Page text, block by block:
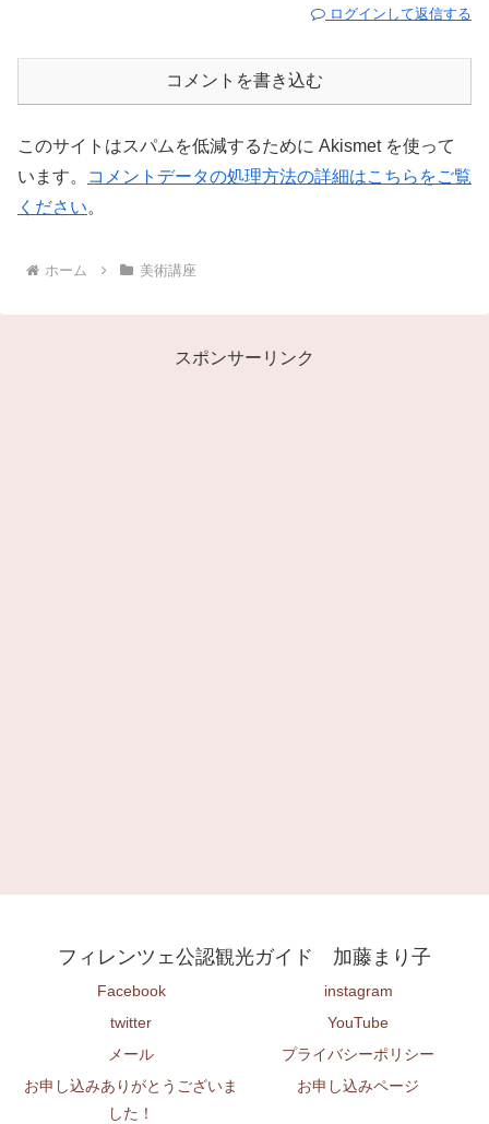
ログインして返信する
コメントを書き込む
このサイトはスパムを低減するために Akismet を使って
います。
コメントデータの処理方法の詳細はこちらをご覧
ください。
ホーム 美術講座
スポンサーリンク
フィレンツェ公認観光ガイド 加藤まり子
Facebook
instagram
twitter
YouTube
メール
プライバシーポリシー
お申し込みありがとうございま
した！
お申し込みページ